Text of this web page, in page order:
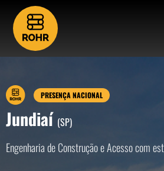
PRESENÇA NACIONAL
Jundiaí (SP)
Engenharia de Construção e Acesso com